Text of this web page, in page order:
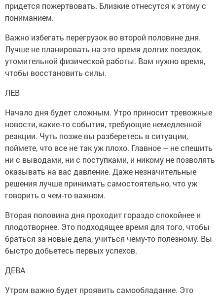
придется пожертвовать. Близкие отнесутся к этому с
пониманием.
Важно избегать перегрузок во второй половине дня.
Лучше не планировать на это время долгих поездок,
утомительной физической работы. Вам нужно время,
чтобы восстановить силы.
ЛЕВ
Начало дня будет сложным. Утро приносит тревожные
новости, какие-то события, требующие немедленной
реакции. Чуть позже вы разберетесь в ситуации,
поймете, что все не так уж плохо. Главное – не спешить
ни с выводами, ни с поступками, и никому не позволять
оказывать на вас давление. Даже незначительные
решения лучше принимать самостоятельно, что уж
говорить о чем-то важном.
Вторая половина дня проходит гораздо спокойнее и
плодотворнее. Это подходящее время для того, чтобы
браться за новые дела, учиться чему-то полезному. Вы
быстро добьетесь первых успехов.
ДЕВА
Утром важно будет проявить самообладание. Это